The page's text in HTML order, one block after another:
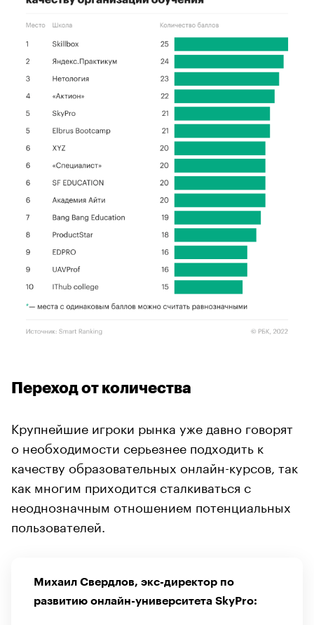
Переход от количества
Крупнейшие игроки рынка уже давно говорят
о необходимости серьезнее подходить к
качеству образовательных онлайн-курсов, так
как многим приходится сталкиваться с
неоднозначным отношением потенциальных
пользователей.
Михаил Свердлов, экс-директор по
развитию онлайн-университета SkyPro: